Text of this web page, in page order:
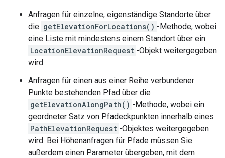
Anfragen für einzelne, eigenständige Standorte über
die getElevationForLocations() -Methode, wobei
eine Liste mit mindestens einem Standort über ein
LocationElevationRequest -Objekt weitergegeben
wird
Anfragen für einen aus einer Reihe verbundener
Punkte bestehenden Pfad über die
getElevationAlongPath() -Methode, wobei ein
geordneter Satz von Pfadeckpunkten innerhalb eines
PathElevationRequest -Objektes weitergegeben
wird. Bei Höhenanfragen für Pfade müssen Sie
außerdem einen Parameter übergeben, mit dem